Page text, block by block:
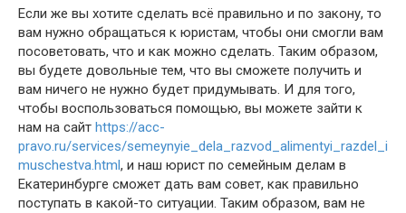
Если же вы хотите сделать всё правильно и по закону, то
вам нужно обращаться к юристам, чтобы они смогли вам
посоветовать, что и как можно сделать. Таким образом,
вы будете довольные тем, что вы сможете получить и
вам ничего не нужно будет придумывать. И для того,
чтобы воспользоваться помощью, вы можете зайти к
нам на сайт https://acc-
pravo.ru/services/semeynyie_dela_razvod_alimentyi_razdel_i
muschestva.html , и наш юрист по семейным делам в
Екатеринбурге сможет дать вам совет, как правильно
поступать в какой-то ситуации. Таким образом, вам не